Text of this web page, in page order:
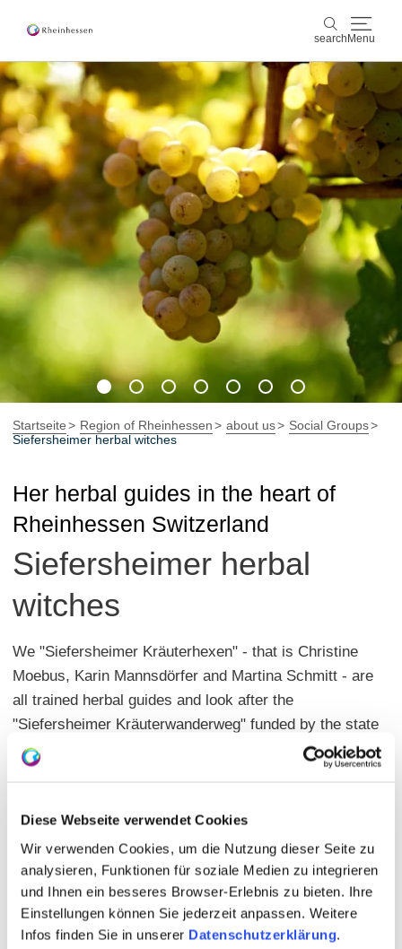
Diese Webseite verwendet Cookies
Wir verwenden Cookies, um die Nutzung dieser Seite zu
analysieren, Funktionen für soziale Medien zu integrieren
und Ihnen ein besseres Browser-Erlebnis zu bieten. Ihre
Einstellungen können Sie jederzeit anpassen. Weitere
Infos finden Sie in unserer Datenschutzerklärung.
search Menu
search
wine & culinary
sports & nature
culture & cities
events
booking & service
Rheinhessen-Blog
Startseite Region of Rheinhessen about us
Social Groups
Siefersheimer herbal witches
Her herbal guides in the heart of
Rheinhessen Switzerland
Siefersheimer herbal
witches
We "Siefersheimer Kräuterhexen" - that is Christine
Moebus, Karin Mannsdörfer and Martina Schmitt - are
all trained herbal guides and look after the
"Siefersheimer Kräuterwanderweg" funded by the state
ministry.
guests! The Siefersheimer herbal witches also put
together special group offers on request. From April to
September, two-hour adventure hikes take place every
first Sunday of the month in Siefersheim.